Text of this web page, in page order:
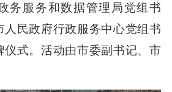
务服务和数据管理局党组书
人民政府行政服务中心党组书
仪式。活动由市委副书记、市